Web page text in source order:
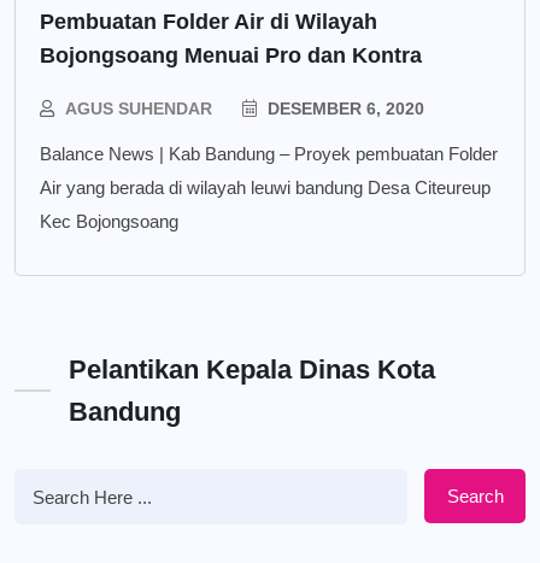
Pembuatan Folder Air di Wilayah
Bojongsoang Menuai Pro dan Kontra
AGUS SUHENDAR DESEMBER 6, 2020
Balance News | Kab Bandung – Proyek pembuatan Folder
Air yang berada di wilayah leuwi bandung Desa Citeureup
Kec Bojongsoang
Pelantikan Kepala Dinas Kota
Bandung
Search